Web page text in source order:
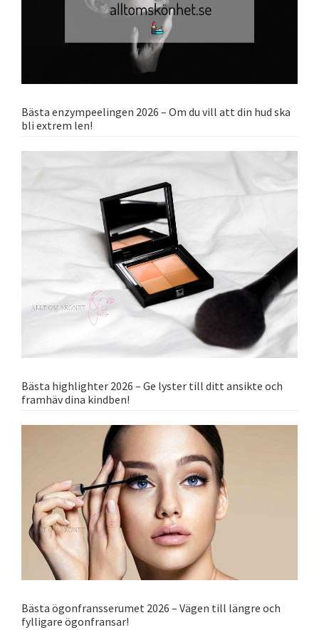
Bästa enzympeelingen 2026 – Om du vill att din hud ska
bli extrem len!
Bästa highlighter 2026 – Ge lyster till ditt ansikte och
framhäv dina kindben!
Bästa ögonfransserumet 2026 – Vägen till längre och
fylligare ögonfransar!